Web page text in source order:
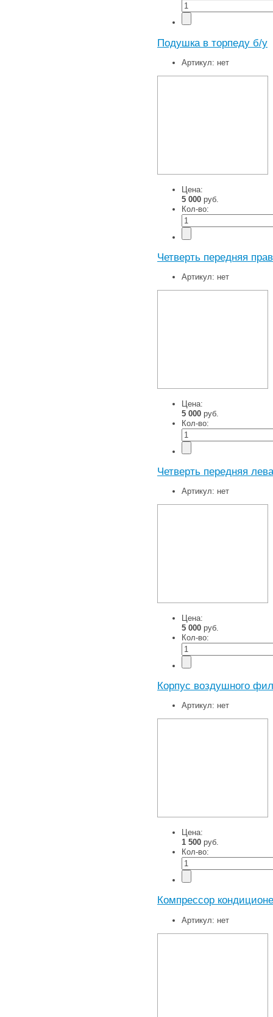
Подушка в торпеду б/у
Артикул: нет
Цена:
5 000 руб.
Кол-во:
Четверть передняя
Артикул: нет
Цена:
5 000 руб.
Кол-во:
Четверть передняя
Артикул: нет
Цена:
5 000 руб.
Кол-во:
Корпус воздушного
Артикул: нет
Цена:
1 500 руб.
Кол-во:
Компрессор
Артикул: нет